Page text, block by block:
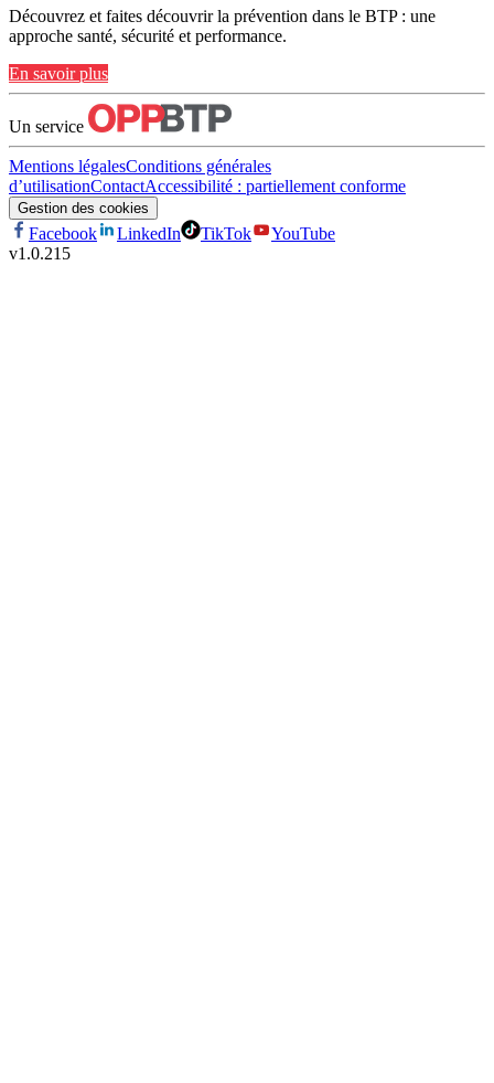
Découvrez et faites découvrir la prévention dans le BTP : une
approche santé, sécurité et performance.
En savoir plus
Un service
Mentions légalesConditions générales
d’utilisationContactAccessibilité : partiellement conforme
Gestion des cookies
Facebook LinkedIn TikTok
YouTube
v1.0.215